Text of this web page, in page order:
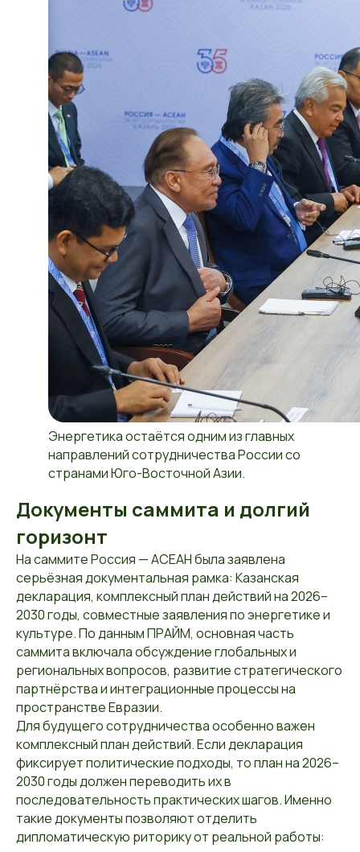
Энергетика остаётся одним из главных
направлений сотрудничества России со
странами Юго-Восточной Азии.
Документы саммита и долгий
горизонт
На саммите Россия — АСЕАН была заявлена
серьёзная документальная рамка: Казанская
декларация, комплексный план действий на 2026–
2030 годы, совместные заявления по энергетике и
культуре. По данным ПРАЙМ, основная часть
саммита включала обсуждение глобальных и
региональных вопросов, развитие стратегического
партнёрства и интеграционные процессы на
пространстве Евразии.
Для будущего сотрудничества особенно важен
комплексный план действий. Если декларация
фиксирует политические подходы, то план на 2026–
2030 годы должен переводить их в
последовательность практических шагов. Именно
такие документы позволяют отделить
дипломатическую риторику от реальной работы: